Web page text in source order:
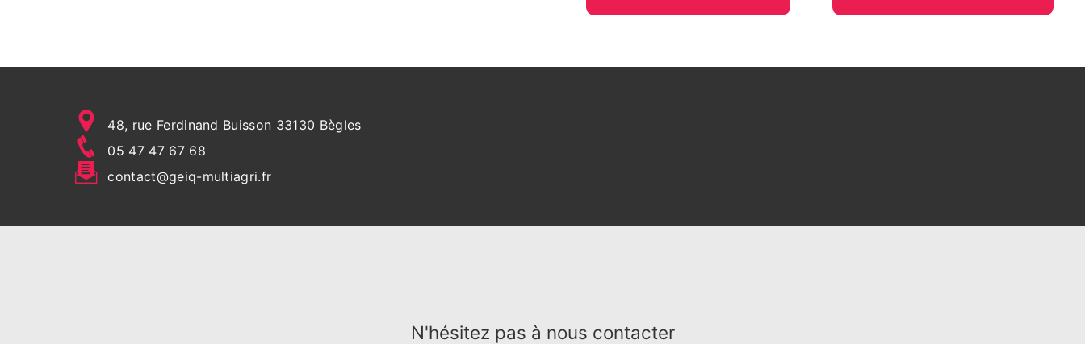
48, rue Ferdinand Buisson 33130 Bègles
05 47 47 67 68
contact@geiq-multiagri.fr
N'hésitez pas à nous contacter